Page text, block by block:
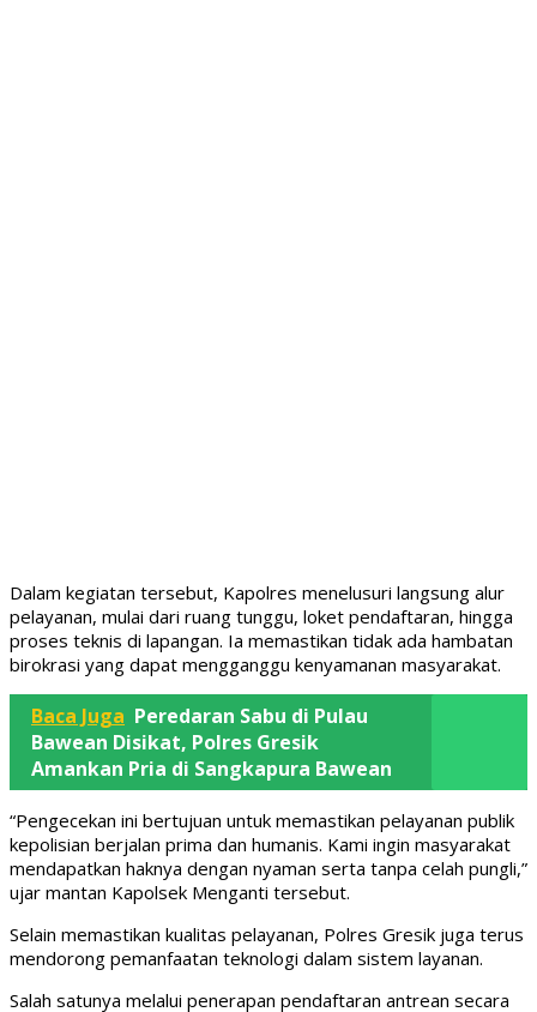
Dalam kegiatan tersebut, Kapolres menelusuri langsung alur
pelayanan, mulai dari ruang tunggu, loket pendaftaran, hingga
proses teknis di lapangan. Ia memastikan tidak ada hambatan
birokrasi yang dapat mengganggu kenyamanan masyarakat.
Baca Juga Peredaran Sabu di Pulau
Bawean Disikat, Polres Gresik
Amankan Pria di Sangkapura Bawean
“Pengecekan ini bertujuan untuk memastikan pelayanan publik
kepolisian berjalan prima dan humanis. Kami ingin masyarakat
mendapatkan haknya dengan nyaman serta tanpa celah pungli,”
ujar mantan Kapolsek Menganti tersebut.
Selain memastikan kualitas pelayanan, Polres Gresik juga terus
mendorong pemanfaatan teknologi dalam sistem layanan.
Salah satunya melalui penerapan pendaftaran antrean secara